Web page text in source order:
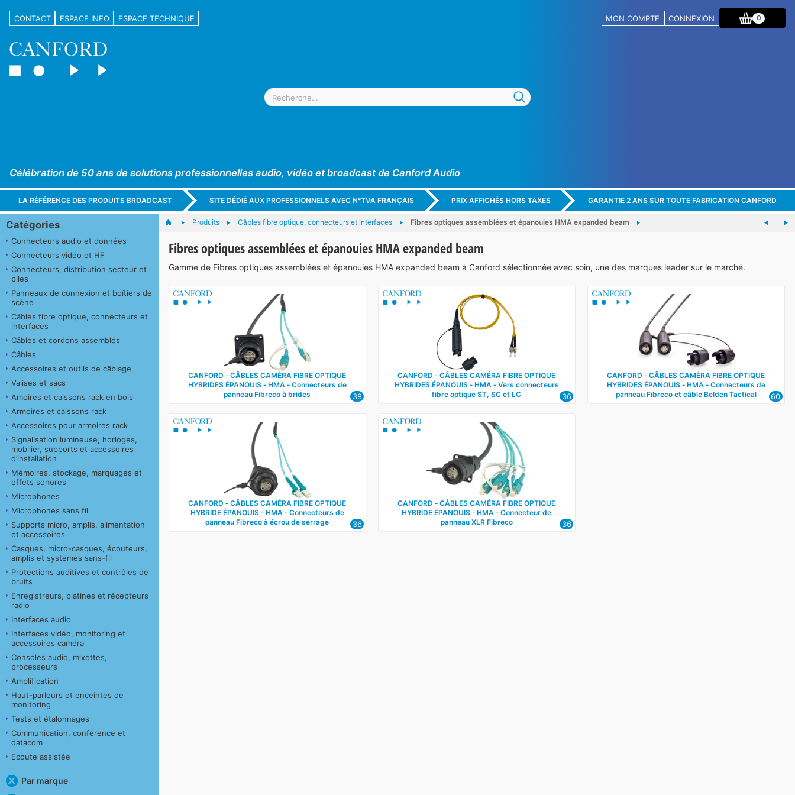
CONTACT ESPACE INFO ESPACE TECHNIQUE MON COMPTE CONNEXION 0
Célébration de 50 ans de solutions professionnelles audio, vidéo et broadcast de Canford Audio
LA RÉFÉRENCE DES PRODUITS BROADCAST SITE DÉDIÉ AUX PROFESSIONNELS AVEC N°TVA FRANÇAIS PRIX AFFICHÉS HORS TAXES GARANTIE 2 ANS SUR TOUTE FABRICATION CANFORD
Catégories
Connecteurs audio et données
Connecteurs vidéo et HF
Connecteurs, distribution secteur et
piles
Panneaux de connexion et boîtiers de
scène
Câbles fibre optique, connecteurs et
interfaces
Câbles et cordons assemblés
Câbles
Accessoires et outils de câblage
Valises et sacs
Amoires et caissons rack en bois
Armoires et caissons rack
Accessoires pour armoires rack
Signalisation lumineuse, horloges,
mobilier, supports et accessoires
d’installation
Mémoires, stockage, marquages et
effets sonores
Microphones
Microphones sans fil
Supports micro, amplis, alimentation
et accessoires
Casques, micro-casques, écouteurs,
amplis et systèmes sans-fil
Protections auditives et contrôles de
bruits
Enregistreurs, platines et récepteurs
radio
Interfaces audio
Interfaces vidéo, monitoring et
accessoires caméra
Consoles audio, mixettes,
processeurs
Amplification
Haut-parleurs et enceintes de
monitoring
Tests et étalonnages
Communication, conférence et
datacom
Ecoute assistée
Par marque
Produits Câbles fibre optique, connecteurs et interfaces Fibres optiques assemblées et épanouies HMA expanded beam
Fibres optiques assemblées et épanouies HMA expanded beam
Gamme de Fibres optiques assemblées et épanouies HMA expanded beam à Canford sélectionnée avec soin, une des marques leader sur le marché.
CANFORD ‑ CÂBLES CAMÉRA FIBRE OPTIQUE
HYBRIDES ÉPANOUIS ‑ HMA ‑ Connecteurs de
panneau Fibreco à brides
38
CANFORD ‑ CÂBLES CAMÉRA FIBRE OPTIQUE
HYBRIDES ÉPANOUIS ‑ HMA ‑ Vers connecteurs
fibre optique ST, SC et LC
36
CANFORD ‑ CÂBLES CAMÉRA FIBRE OPTIQUE
HYBRIDES ÉPANOUIS ‑ HMA ‑ Connecteurs de
panneau Fibreco et câble Belden Tactical
60
CANFORD ‑ CÂBLES CAMÉRA FIBRE OPTIQUE
HYBRIDE ÉPANOUIS ‑ HMA ‑ Connecteurs de
panneau Fibreco à écrou de serrage
36
CANFORD ‑ CÂBLES CAMÉRA FIBRE OPTIQUE
HYBRIDE ÉPANOUIS ‑ HMA ‑ Connecteur de
panneau XLR Fibreco
36